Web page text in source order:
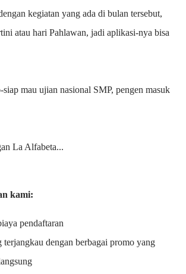
kegiatan yang ada di bulan tersebut,
atau hari Pahlawan, jadi aplikasi-nya bisa
mau ujian nasional SMP, pengen masuk
La Alfabeta...
kami:
pendaftaran
terjangkau dengan berbagai promo yang